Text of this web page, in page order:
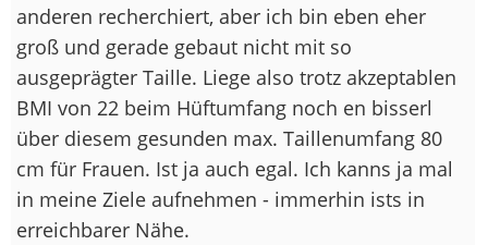
anderen recherchiert, aber ich bin eben eher
groß und gerade gebaut nicht mit so
ausgeprägter Taille. Liege also trotz akzeptablen
BMI von 22 beim Hüftumfang noch en bisserl
über diesem gesunden max. Taillenumfang 80
cm für Frauen. Ist ja auch egal. Ich kanns ja mal
in meine Ziele aufnehmen - immerhin ists in
erreichbarer Nähe.